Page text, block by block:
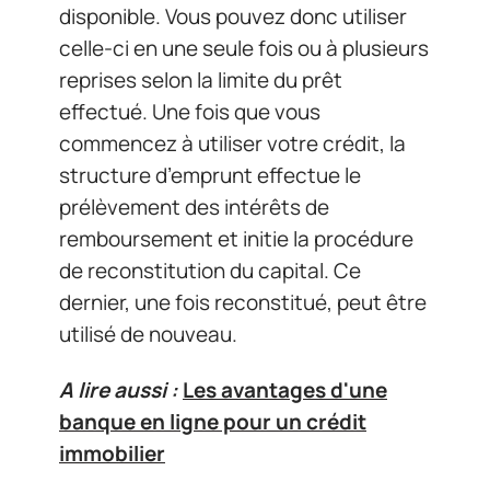
disponible. Vous pouvez donc utiliser
celle-ci en une seule fois ou à plusieurs
reprises selon la limite du prêt
effectué. Une fois que vous
commencez à utiliser votre crédit, la
structure d’emprunt effectue le
prélèvement des intérêts de
remboursement et initie la procédure
de reconstitution du capital. Ce
dernier, une fois reconstitué, peut être
utilisé de nouveau.
A lire aussi :Les avantages d'une
banque en ligne pour un crédit
immobilier